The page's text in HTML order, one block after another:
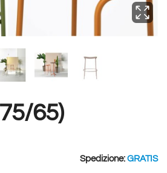
65)
Spedizione: GRATIS